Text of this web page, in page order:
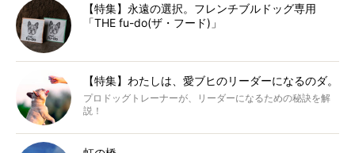
【特集】永遠の選択。フレンチブルドッグ専用
「THE fu-do(ザ・フード)」
【特集】わたしは、愛ブヒのリーダーになるのダ。
プロドッグトレーナーが、リーダーになるための秘訣を解
説！